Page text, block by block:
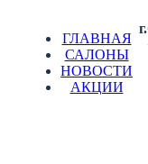
ГЛАВНАЯ
САЛОНЫ
НОВОСТИ
АКЦИИ